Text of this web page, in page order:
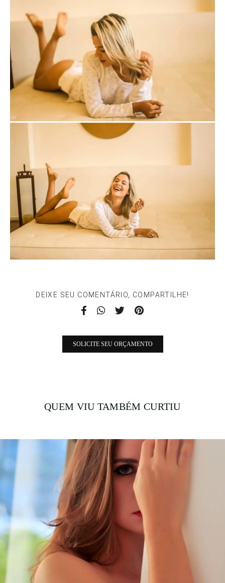
DEIXE SEU COMENTÁRIO, COMPARTILHE!
SOLICITE SEU ORÇAMENTO
QUEM VIU TAMBÉM CURTIU